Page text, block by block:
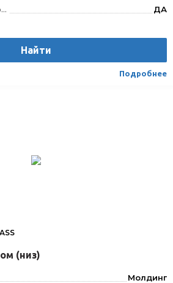
Шелкография под зеркало заднего вида
ДА
Да
Спереди
Найти
Подробнее
(низ)
Молдинг